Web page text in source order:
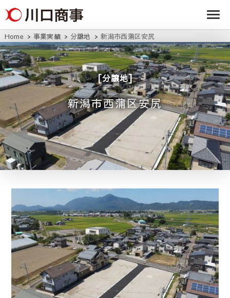
事株式
会社
アパート・マンシ
ョン・マンショ
ン・店舗・事務所
は川口商事株式会
社
Home 事業実績 分譲地 新潟市西蒲区安尻
分譲地
新潟市西蒲区安尻